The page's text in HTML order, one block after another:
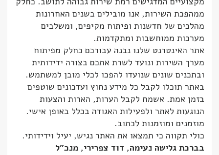
ממהפכת השירות, אנו מובילים בשנים האחרונות
מהלכים של חדשנות ופיתוח מקיפים, ומשלבים
מערכות ממוחשבות ומתקדמות.
אתר האינטרנט שלנו נבנה עבורכם כחלק מפיתוח
מערך השירות ונועד לשרת אתכם בצורה ידידותית
ובתכנים שונים שנועדו להפכו לכלי מובן למשתמש.
באתר תוכלו לקבל כל מידע נחוץ ועדכונים שוטפים
בזמן אמת. אשמח לקבל הערות, הארות והצעות
הנוגעות לאתר ולפעילות האגודה בכלל באופן אישי.
מוזמנים ומוזמנות לכתוב.
כולי תקווה כי תמצאו את האתר נגיש, יעיל וידידותי.
בברכת גלישה נעימה, דוד צפרירי, מנכ"ל